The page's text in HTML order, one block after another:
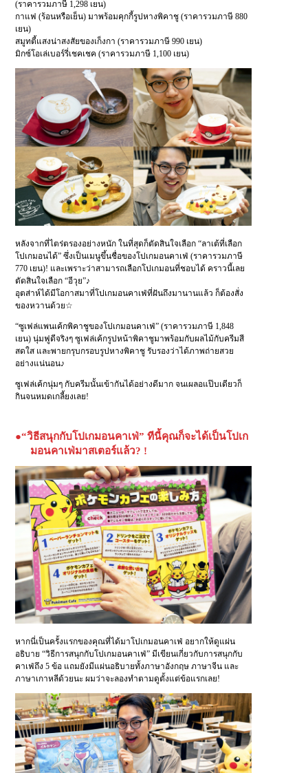
(ราคารวมภาษี 1,298 เยน)
กาแฟ (ร้อนหรือเย็น) มาพร้อมคุกกี้รูปหางพิคาชู (ราคารวมภาษี 880
เยน)
สมูทตี้แสงน่าสงสัยของเก็งกา (ราคารวมภาษี 990 เยน)
มิกซ์โอเล่เบอร์รี่เชคเชค (ราคารวมภาษี 1,100 เยน)
หลังจากที่ไตร่ตรองอย่างหนัก ในที่สุดก็ตัดสินใจเลือก “ลาเต้ที่เลือก
โปเกมอนได้” ซึ่งเป็นเมนูขึ้นชื่อของโปเกมอนคาเฟ่ (ราคารวมภาษี
770 เยน)! และเพราะว่าสามารถเลือกโปเกมอนที่ชอบได้ คราวนี้เลย
ตัดสินใจเลือก “อีวุย”♪
อุตส่าห์ได้มีโอกาสมาที่โปเกมอนคาเฟ่ที่ฝันถึงมานานแล้ว ก็ต้องสั่ง
ของหวานด้วย☆
“ซูเฟล่แพนเค้กพิคาชูของโปเกมอนคาเฟ่” (ราคารวมภาษี 1,848
เยน) นุ่มฟูดีจริงๆ ซูเฟล่เค้กรูปหน้าพิคาชูมาพร้อมกับผลไม้กับครีมสี
สดใส และพายกรุบกรอบรูปหางพิคาชู รับรองว่าได้ภาพถ่ายสวย
อย่างแน่นอน♪
ซูเฟล่เค้กนุ่มๆ กับครีมนั้นเข้ากันได้อย่างดีมาก จนเผลอแป๊บเดียวก็
กินจนหมดเกลี้ยงเลย!
●“วิธีสนุกกับโปเกมอนคาเฟ่” ทีนี้คุณก็จะได้เป็นโปเก
มอนคาเฟ่มาสเตอร์แล้ว? !
หากนี่เป็นครั้งแรกของคุณที่ได้มาโปเกมอนคาเฟ่ อยากให้ดูแผ่น
อธิบาย “วิธีการสนุกกับโปเกมอนคาเฟ่” มีเขียนเกี่ยวกับการสนุกกับ
คาเฟ่ถึง 5 ข้อ แถมยังมีแผ่นอธิบายทั้งภาษาอังกฤษ ภาษาจีน และ
ภาษาเกาหลีด้วยนะ ผมว่าจะลองทำตามดูตั้งแต่ข้อแรกเลย!